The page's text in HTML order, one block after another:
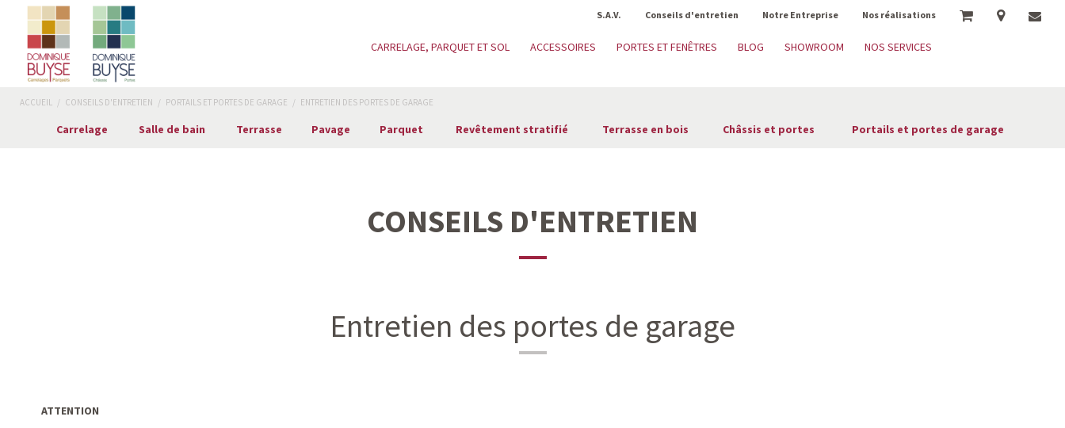
S.A.V. Conseils d'entretien Notre Entreprise Nos réalisations
CARRELAGE, PARQUET ET SOL ACCESSOIRES PORTES ET FENÊTRES BLOG SHOWROOM NOS SERVICES
ACCUEIL / CONSEILS D'ENTRETIEN / PORTAILS ET PORTES DE GARAGE / ENTRETIEN DES PORTES DE GARAGE
Carrelage Salle de bain Terrasse Pavage Parquet Revêtement stratifié Terrasse en bois Châssis et portes Portails et portes de garage
CONSEILS D'ENTRETIEN
Entretien des portes de garage
ATTENTION